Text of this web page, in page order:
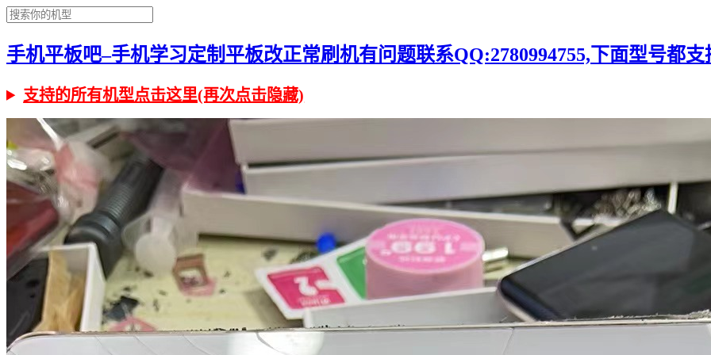
手机平板吧–手机学习定制平板改正常刷机有问题联系QQ:2780994755,下面型号都支
支持的所有机型点击这里(再次点击隐藏)